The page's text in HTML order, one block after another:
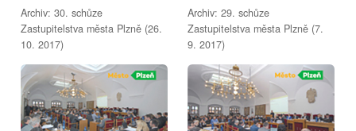
Archiv: 30. schůze
Zastupitelstva města Plzně (26.
10. 2017)
Archiv: 29. schůze
Zastupitelstva města Plzně (7.
9. 2017)